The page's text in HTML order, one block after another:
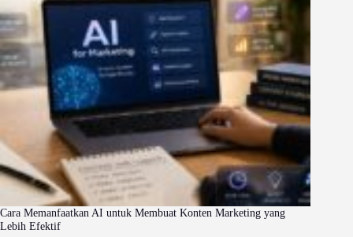
Cara Memanfaatkan AI untuk Membuat Konten Marketing yang
Lebih Efektif